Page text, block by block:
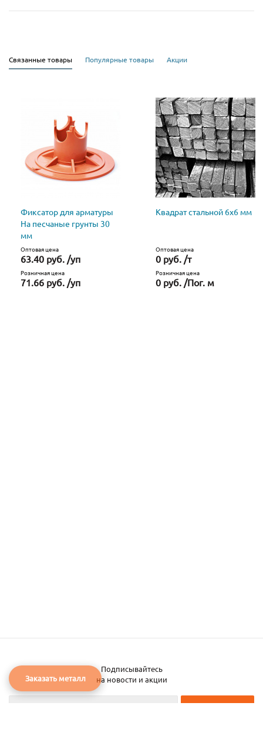
Связанные товары Популярные товары Акции
Фиксатор для арматуры
На песчаные грунты 30
мм
Оптовая цена
63.40 руб. /уп
Розничная цена
71.66 руб. /уп
Квадрат стальной 6х6 мм
Оптовая цена
0 руб. /т
Розничная цена
0 руб. /Пог. м
Подписывайтесь
на новости и акции
Заказать металл